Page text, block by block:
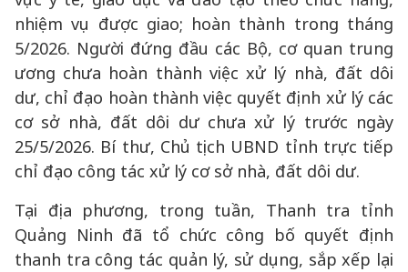
nhiệm vụ được giao; hoàn thành trong tháng
5/2026. Người đứng đầu các Bộ, cơ quan trung
ương chưa hoàn thành việc xử lý nhà, đất dôi
dư, chỉ đạo hoàn thành việc quyết định xử lý các
cơ sở nhà, đất dôi dư chưa xử lý trước ngày
25/5/2026. Bí thư, Chủ tịch UBND tỉnh trực tiếp
chỉ đạo công tác xử lý cơ sở nhà, đất dôi dư.
Tại địa phương, trong tuần, Thanh tra tỉnh
Quảng Ninh đã tổ chức công bố quyết định
thanh tra công tác quản lý, sử dụng, sắp xếp lại